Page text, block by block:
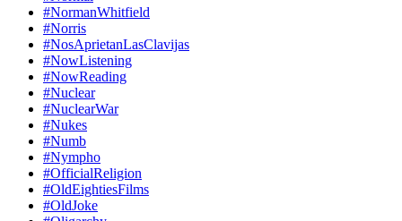
#NormanWhitfield
#Norris
#NosAprietanLasClavijas
#NowListening
#NowReading
#Nuclear
#NuclearWar
#Nukes
#Numb
#Nympho
#OfficialReligion
#OldEightiesFilms
#OldJoke